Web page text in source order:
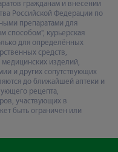
гражданам и внесении
Российской Федерации по
препаратами для
способом", курьерская
для определённых
средств,
изделий,
и других сопутствующих
до ближайшей аптеки и
рецепта,
участвующих в
быть ограничен или